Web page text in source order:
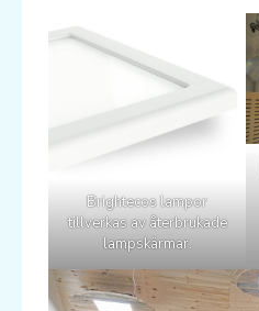
Brightecos lampor
tillverkas av återbrukade
lampskärmar.